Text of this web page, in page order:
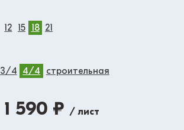
12 15 18 21
3/4 4/4 строительная
1 590 ₽ / лист